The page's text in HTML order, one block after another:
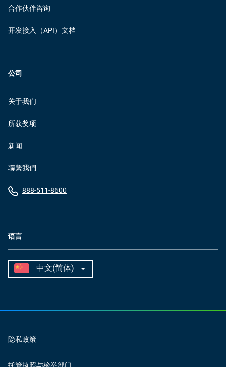
语言
合作伙伴咨询
开发接入（API）文档
公司
关于我们
所获奖项
新闻
聯繫我們
888-511-8600
隐私政策
托管执照与检举部门